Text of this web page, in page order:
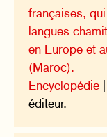
françaises,
langues
en Europe et
(Maroc).
Encyclopédie
éditeur.